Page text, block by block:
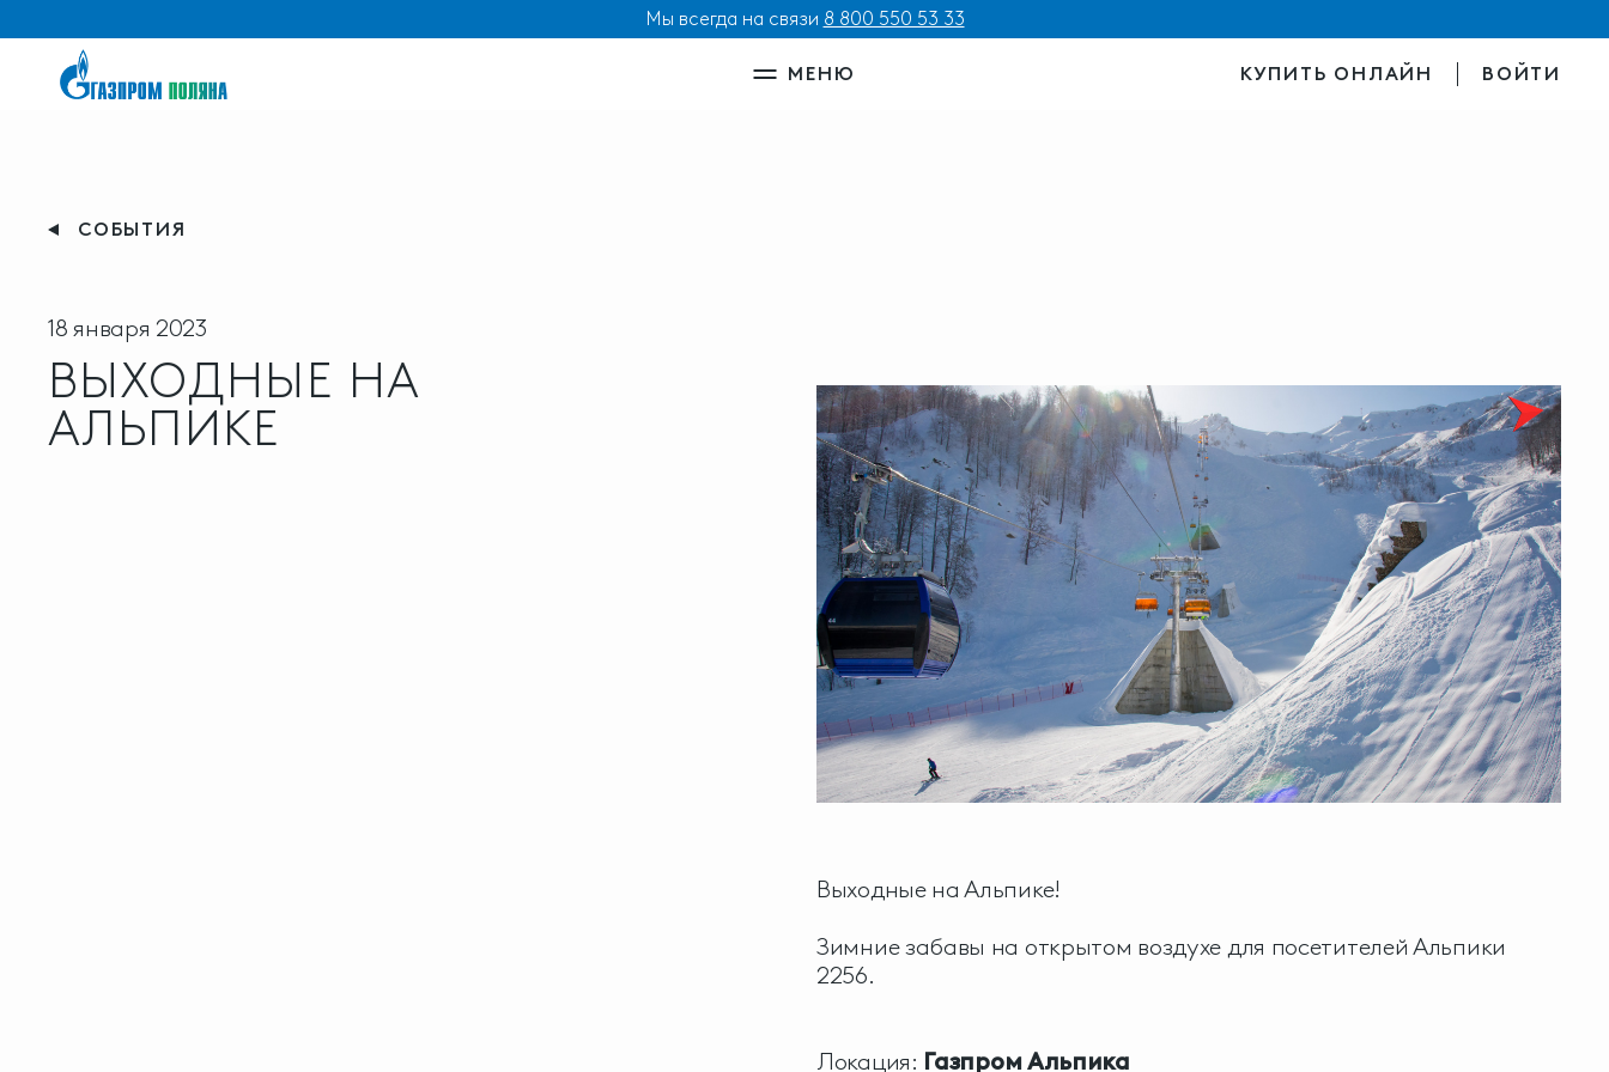
Мы всегда на связи 8 800 550 53 33
МЕНЮ КУПИТЬ ОНЛАЙН ВОЙТИ
СОБЫТИЯ
18 января 2023
ВЫХОДНЫЕ НА
АЛЬПИКЕ
Выходные на Альпике!
Зимние забавы на открытом воздухе для посетителей Альпики
2256.
Локация: ГазпромАльпика